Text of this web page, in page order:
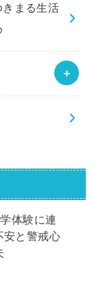
まる生活
体験に連
と警戒心